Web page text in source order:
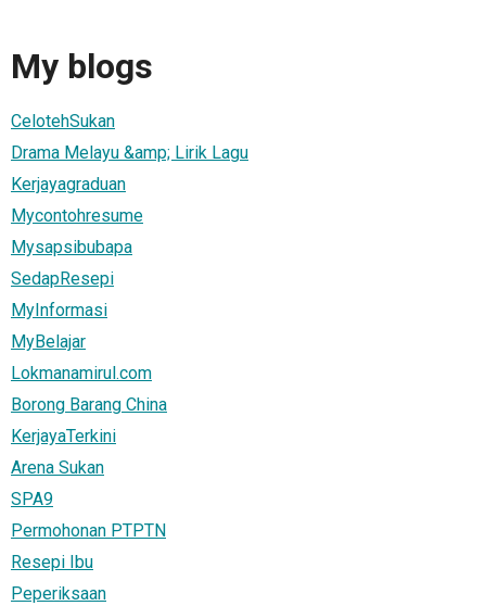
My blogs
CelotehSukan
Drama Melayu &amp; Lirik Lagu
Kerjayagraduan
Mycontohresume
Mysapsibubapa
SedapResepi
MyInformasi
MyBelajar
Lokmanamirul.com
Borong Barang China
KerjayaTerkini
Arena Sukan
SPA9
Permohonan PTPTN
Resepi Ibu
Peperiksaan